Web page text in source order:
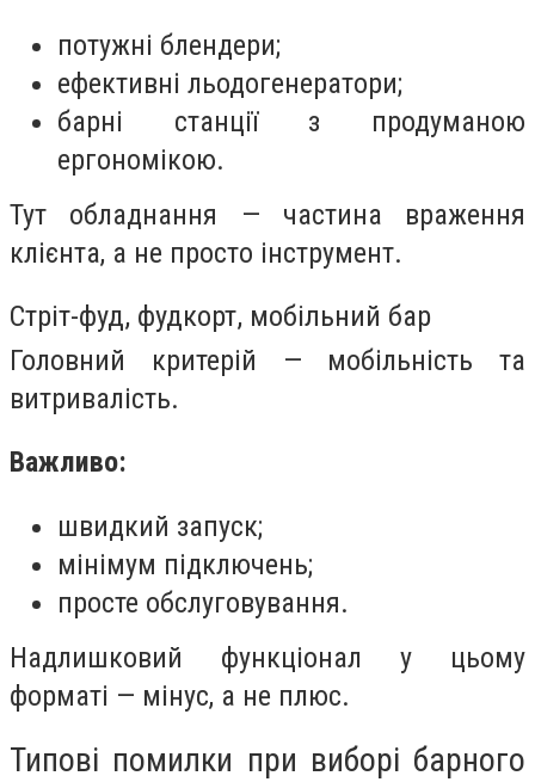
потужні блендери;
ефективні льодогенератори;
барні станції з продуманою
ергономікою.
Тут обладнання — частина враження
клієнта, а не просто інструмент.
Стріт-фуд, фудкорт, мобільний бар
Головний критерій — мобільність та
витривалість.
Важливо:
швидкий запуск;
мінімум підключень;
просте обслуговування.
Надлишковий функціонал у цьому
форматі — мінус, а не плюс.
Типові помилки при виборі барного